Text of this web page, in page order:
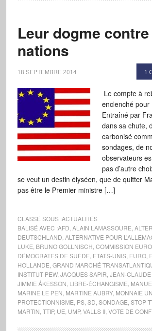
Leur dogme
nations
18 SEPTEMBRE 2014 1
Le compte à
enclenché pour
Entraîné par
dans sa chute,
carbonisé
sondages, de
observateurs
pas d’autre
se veut un destin élyséen, que de quitter
pas être le Premier ministre […]
CLASSÉ SOUS :ACTUALITÉS
BALISÉ AVEC :AFD ALAIN LAMASSOURE
DEUTSCHLAND ALTERNATIVE POUR
LUKE BRUNO GOLLNISCH COMMISSION
DÉMOCRATES DE SUÈDE ETATS-UNIS, EURO,
HOLLANDE GRAND MARCHÉ
INSTITUT PEW, JACQUES SAPIR JEAN-
JIMMIE ÅKESSON LIBRE-ÉCHANGISME
MARINE LE PEN MARTINE AUBRY, MONNAIE
PROTECTIONNISME PS, SD SONDAGE STOP
MARTIN TTIP, UE UMP, VALLS II, VOTE DE